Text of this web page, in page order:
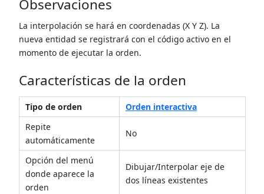
Observaciones
La interpolación se hará en coordenadas (X Y Z). La
nueva entidad se registrará con el código activo en el
momento de ejecutar la orden.
Características de la orden
Tipo de orden
Orden interactiva
Repite
automáticamente
No
Opción del menú
donde aparece la
orden
Dibujar/Interpolar eje de
dos líneas existentes